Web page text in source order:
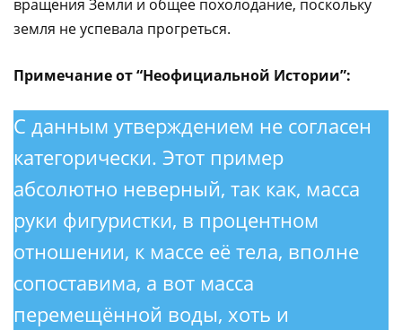
вращения Земли и общее похолодание, поскольку
земля не успевала прогреться.
Примечание от “Неофициальной Истории”:
С данным утверждением не согласен
категорически. Этот пример
абсолютно неверный, так как, масса
руки фигуристки, в процентном
отношении, к массе её тела, вполне
сопоставима, а вот масса
перемещённой воды, хоть и